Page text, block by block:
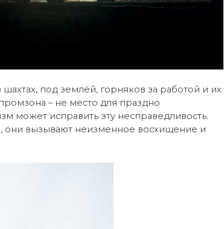
под землёй, горняков за работой и их
– не место для праздно
исправить эту несправедливость.
они вызывают неизменное восхищение и